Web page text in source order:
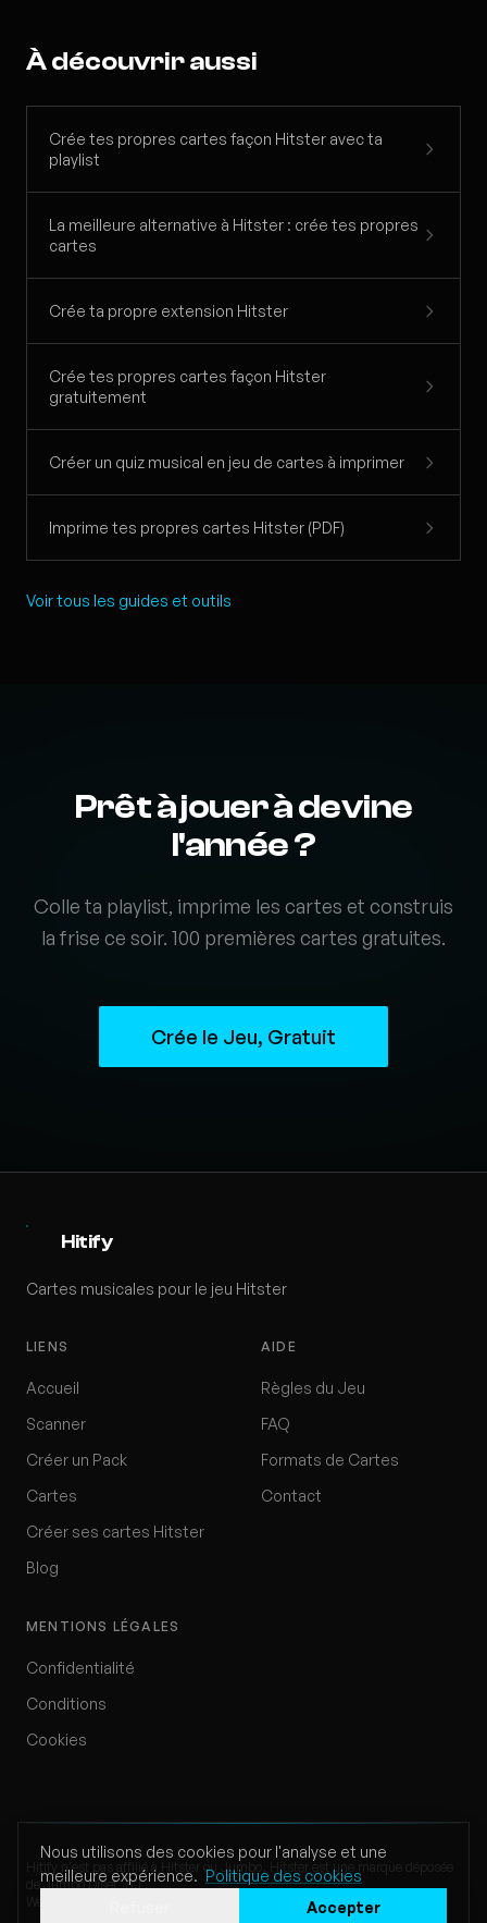
À découvrir aussi
Crée tes propres cartes façon Hitster avec ta
playlist
La meilleure alternative à Hitster : crée tes propres
cartes
Crée ta propre extension Hitster
Crée tes propres cartes façon Hitster
gratuitement
Créer un quiz musical en jeu de cartes à imprimer
Imprime tes propres cartes Hitster (PDF)
Voir tous les guides et outils
Prêt à jouer à devine
l'année ?
Colle ta playlist, imprime les cartes et construis
la frise ce soir. 100 premières cartes gratuites.
Crée le Jeu, Gratuit
Hitify
Cartes musicales pour le jeu Hitster
LIENS
Accueil
Scanner
Créer un Pack
Cartes
Créer ses cartes Hitster
Blog
AIDE
Règles du Jeu
FAQ
Formats de Cartes
Contact
MENTIONS LÉGALES
Confidentialité
Conditions
Cookies
Hitify n'est pas affilié à Hitster ou Jumbo. Hitster est une marque déposée
de Jumbo Diset, S.L.
Website by Klappe Development
Nous utilisons des cookies pour l'analyse et une
meilleure expérience. Politique des cookies
Accepter